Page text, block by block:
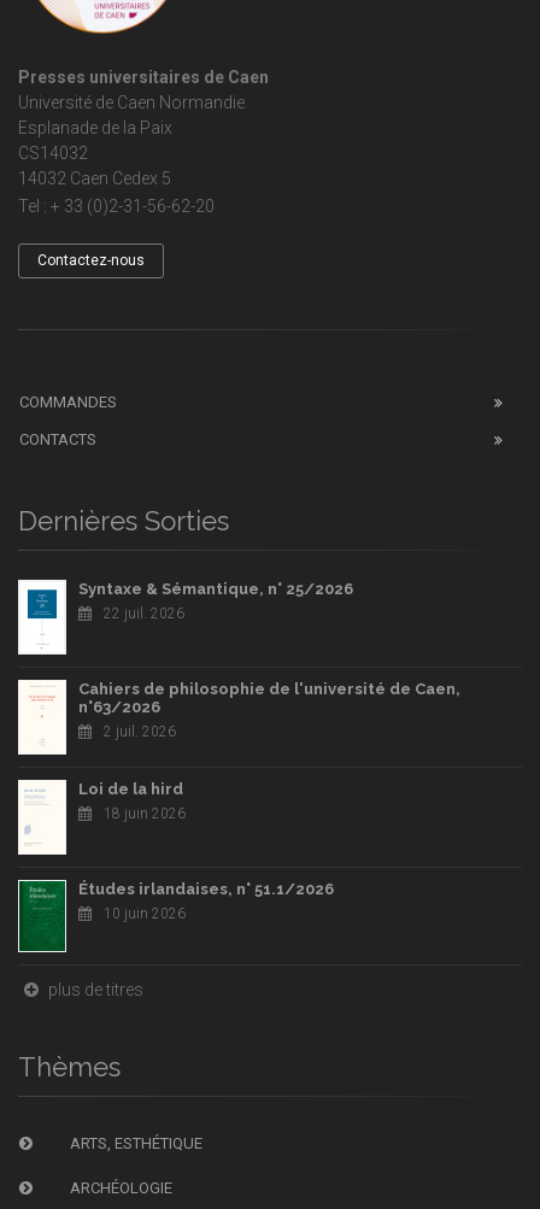
Presses universitaires de Caen
Université de Caen Normandie
Esplanade de la Paix
CS14032
14032 Caen Cedex 5
Tel : + 33 (0)2-31-56-62-20
Contactez-nous
COMMANDES
CONTACTS
Dernières Sorties
Syntaxe & Sémantique, n° 25/2026
22 juil. 2026
Cahiers de philosophie de l'université de Caen,
n°63/2026
2 juil. 2026
Loi de la hird
18 juin 2026
Études irlandaises, n° 51.1/2026
10 juin 2026
plus de titres
Thèmes
ARTS, ESTHÉTIQUE
ARCHÉOLOGIE